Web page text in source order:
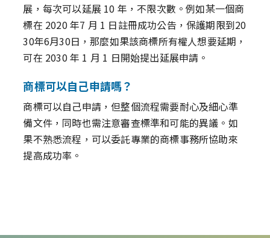
展，每次可以延展 10 年，不限次數。例如某一個商
標在 2020 年7 月 1 日註冊成功公告，保護期限到20
30年6月30日，那麼如果該商標所有權人想要延期，
可在 2030 年 1 月 1 日開始提出延展申請。
商標可以自己申請嗎？
商標可以自己申請，但整個流程需要耐心及細心準
備文件，同時也需注意審查標準和可能的異議。如
果不熟悉流程，可以委託專業的商標事務所協助來
提高成功率。